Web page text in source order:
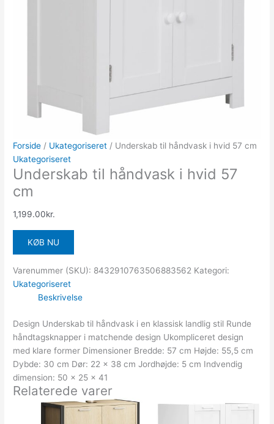
Forside / Ukategoriseret / Underskab til håndvask i hvid 57 cm
Ukategoriseret
Underskab til håndvask i hvid 57
cm
1,199.00kr.
KØB NU
Varenummer (SKU): 8432910763506883562 Kategori:
Ukategoriseret
Beskrivelse
Design Underskab til håndvask i en klassisk landlig stil Runde
håndtagsknapper i matchende design Ukompliceret design
med klare former Dimensioner Bredde: 57 cm Højde: 55,5 cm
Dybde: 30 cm Dør: 22 x 38 cm Jordhøjde: 5 cm Indvendig
dimension: 50 x 25 x 41
Relaterede varer